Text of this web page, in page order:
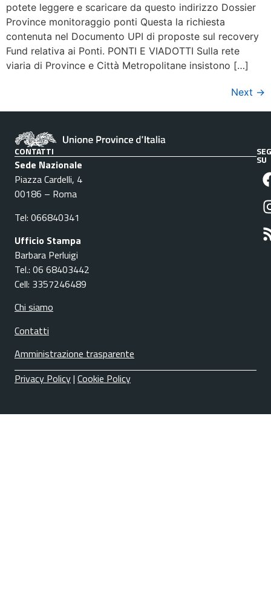
potete leggere e scaricare da questo indirizzo Dossier
Province monitoraggio ponti Questa la richiesta
contenuta nel Documento UPI di proposte sul recovery
Fund relativa ai Ponti. PONTI E VIADOTTI Sulla rete
viaria di Province e Città Metropolitane insistono […]
Next →
CONTATTI
Sede Nazionale
Piazza Cardelli, 4
00186 – Roma
Tel: 066840341
Ufficio Stampa
Barbara Perluigi
Tel.: 06 68403442
Cell: 3357246489
Chi siamo
Contatti
Amministrazione trasparente
SU
Privacy Policy| Cookie Policy